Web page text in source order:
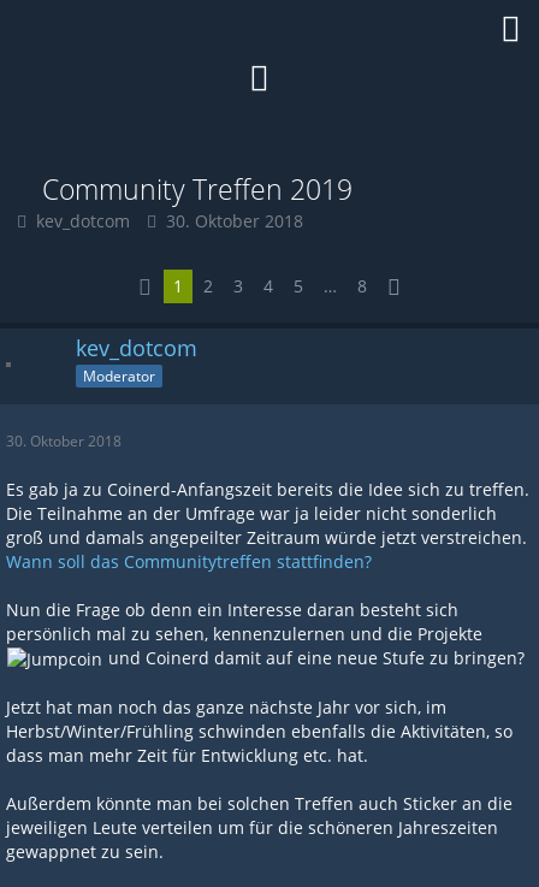
Community Treffen 2019
kev_dotcom 30. Oktober 2018
1 2 3 4 5 … 8
kev_dotcom
Moderator
30. Oktober 2018
Es gab ja zu Coinerd-Anfangszeit bereits die Idee sich zu treffen.
Die Teilnahme an der Umfrage war ja leider nicht sonderlich
groß und damals angepeilter Zeitraum würde jetzt verstreichen.
Wann soll das Communitytreffen stattfinden?
Nun die Frage ob denn ein Interesse daran besteht sich
persönlich mal zu sehen, kennenzulernen und die Projekte
und Coinerd damit auf eine neue Stufe zu bringen?
Jetzt hat man noch das ganze nächste Jahr vor sich, im
Herbst/Winter/Frühling schwinden ebenfalls die Aktivitäten, so
dass man mehr Zeit für Entwicklung etc. hat.
Außerdem könnte man bei solchen Treffen auch Sticker an die
jeweiligen Leute verteilen um für die schöneren Jahreszeiten
gewappnet zu sein.